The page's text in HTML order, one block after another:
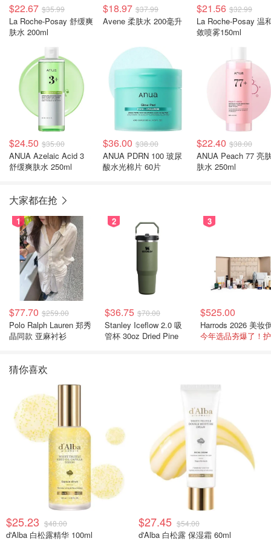
$22.67 $35.99
La Roche-Posay 舒缓爽
肤水 200ml
$18.97 $37.99
Avene 柔肤水 200毫升
$21.56 $32.99
La Roche-Posay 温
敛喷雾150ml
$24.50 $35.00
ANUA Azelaic Acid 3
舒缓爽肤水 250ml
$36.00 $38.00
ANUA PDRN 100 玻尿
酸水光棉片 60片
$22.40 $38.00
ANUA Peach 77 亮
肤水 250ml
大家都在抢
1
$77.70 $259.00
Polo Ralph Lauren 郑秀
晶同款 亚麻衬衫
2
$36.75 $70.00
Stanley Iceflow 2.0 吸
管杯 30oz Dried Pine
3
$525.00
猜你喜欢
$25.23 $48.00
d'Alba 白松露精华 100ml
$27.45 $54.00
d'Alba 白松露 保湿霜 60ml